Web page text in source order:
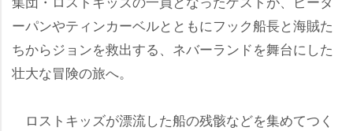
ーパンやティンカーベルとともにフック船長と海賊た
ちからジョンを救出する、ネバーランドを舞台にした
壮大な冒険の旅へ。
ロストキッズが漂流した船の残骸などを集めてつく